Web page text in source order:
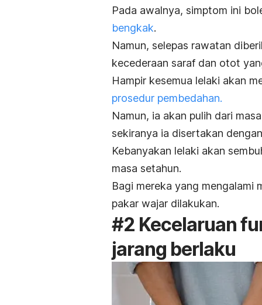
Pada awalnya, simptom ini
bengkak.
Namun, selepas rawatan
kecederaan saraf dan otot
Hampir kesemua lelaki akan
prosedur pembedahan.
Namun, ia akan pulih dari
sekiranya ia disertakan
Kebanyakan lelaki akan
masa setahun.
Bagi mereka yang mengalami
pakar wajar dilakukan.
#2 Kecelaruan
jarang berlaku